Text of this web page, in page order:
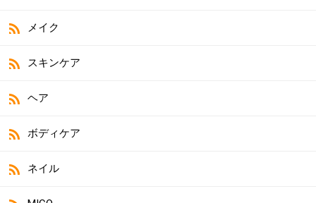
メイク
スキンケア
ヘア
ボディケア
ネイル